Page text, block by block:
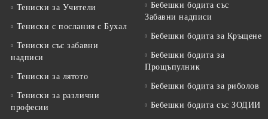
Тениски за Учители
Тениски с послания с Бухал
Тениски със забавни
надписи
Тениски за лятото
Тениски за различни
професии
Бебешки бодита със
Забавни надписи
Бебешки бодита за Кръщене
Бебешки бодита за
Прощъпулник
Бебешки бодита за риболов
Бебешки бодита със ЗОДИИ